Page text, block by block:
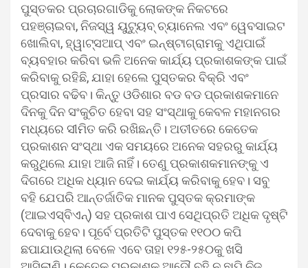
ପୁସ୍ତକର ପ୍ରଚାରଗାଡିକୁ ଲୋକଙ୍କ ନିକଟରେ
ପହଞ୍ଚାଇବା, ନିଜସ୍ୱ ୟୁଟ୍ୟୁବ୍ ଚ୍ୟାନେଲ ଏବଂ ୱେବସାଇଟ
ଖୋଲିବା, ହ୍ୱାଟ୍ସଆପ୍ ଏବଂ ଇନ୍‌ଷ୍ଟାଗ୍ରାମକୁ ଏଥିପାଇଁ
ବ୍ୟବହାର କରିବା ଭଳି ଅନେକ କାର୍ଯ୍ୟ ପ୍ରକାଶକଙ୍କ ପାଇଁ
କରିବାକୁ ରହିଛି, ଯାହା ହେଲେ ପୁସ୍ତକର ବିକ୍ରି ଏବଂ
ପ୍ରସାର ବଢିବ। କିନ୍ତୁ ଓଡିଶାର ବଡ ବଡ ପ୍ରକାଶକମାନେ
ଦିନକୁ ଦିନ ସଂକୁଚିତ ହେବା ସହ ସଂସ୍ଥାକୁ କେବଳ ମହାନଗର
ମଧ୍ୟରେ ସୀମିତ କରି ରଖିଛନ୍ତି। ଅତୀତରେ କେତେକ
ପ୍ରକାଶନ ସଂସ୍ଥା ଏକ ସମୟରେ ଅନେକ ସହରରୁ କାର୍ଯ୍ୟ
କରୁଥିଲେ ଯାହା ଆଜି ନାହିଁ। ତେଣୁ ପ୍ରକାଶକମାନଙ୍କୁ ଏ
ଦିଗରେ ଅଧିକ ଧ୍ୟାନ ଦେଇ କାର୍ଯ୍ୟ କରିବାକୁ ହେବ। ସବୁ
ବହି ଯେପରି ଆନ୍ତର୍ଜାତିକ ମାନକ ପୁସ୍ତକ କ୍ରମାଙ୍କ
(ଆଇଏସ୍‌ବିଏନ୍‌) ସହ ପ୍ରକାଶ ପାଏ ସେଥିପ୍ରତି ଅଧିକ ଦୃଷ୍ଟି
ଦେବାକୁ ହେବ। ପୂର୍ବେ ପ୍ରତିଟି ପୁସ୍ତକ ୧୧୦୦ କପି
ଛପାଯାଉଥିଲା ବେଳେ ଏବେ ତାହା ୧୨୫-୨୫୦କୁ ଖସି